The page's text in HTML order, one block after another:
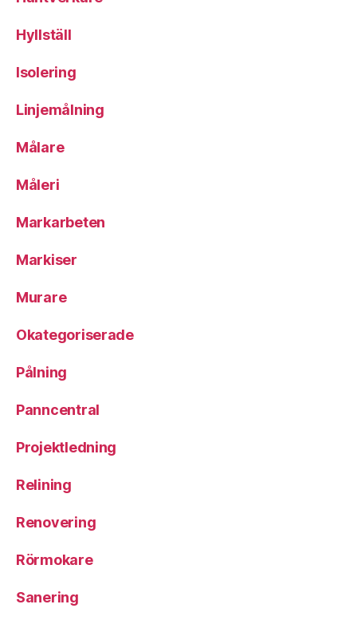
Hyllställ
Isolering
Linjemålning
Målare
Måleri
Markarbeten
Markiser
Murare
Okategoriserade
Pålning
Panncentral
Projektledning
Relining
Renovering
Rörmokare
Sanering